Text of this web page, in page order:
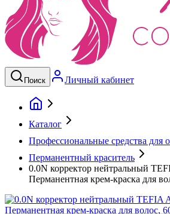
Поиск Личный кабинет
Каталог
Профессиональные средства для
Перманентный краситель
0.0N корректор нейтральный
Перманентная крем-краска для